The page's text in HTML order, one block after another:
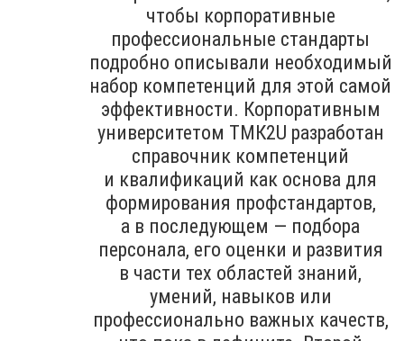
чтобы корпоративные
профессиональные стандарты
подробно описывали необходимый
набор компетенций для этой самой
эффективности. Корпоративным
университетом ТМК2U разработан
справочник компетенций
и квалификаций как основа для
формирования профстандартов,
а в последующем — подбора
персонала, его оценки и развития
в части тех областей знаний,
умений, навыков или
профессионально важных качеств,